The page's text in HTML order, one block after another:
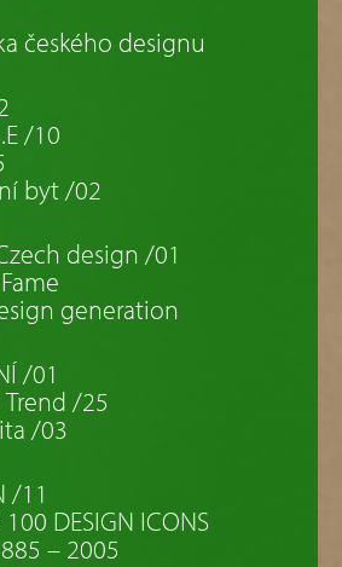
českého designu
/10
byt /02
design /01
generation
/01
/25
/03
/11
100 DESIGN ICONS
– 2005